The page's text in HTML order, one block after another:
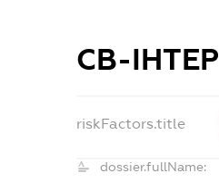
СВ-ІНТЕР
riskFactors.title
dossier.fullName: